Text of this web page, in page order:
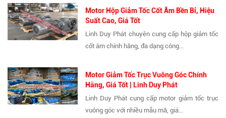
Motor Hộp Giảm Tốc Cốt Âm Bền Bỉ, Hiệu
Suất Cao, Giá Tốt
Linh Duy Phát chuyên cung cấp hộp giảm tốc
cốt âm chính hãng, đa dạng công...
Motor Giảm Tốc Trục Vuông Góc Chính
Hãng, Giá Tốt | Linh Duy Phát
Linh Duy Phát cung cấp motor giảm tốc trục
vuông góc với nhiều mẫu mã, giá...